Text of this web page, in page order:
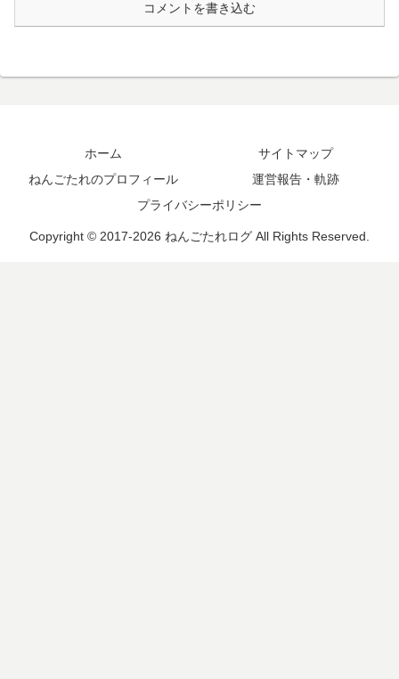
コメントを書き込む
ホーム
サイトマップ
ねんごたれのプロフィール
運営報告・軌跡
プライバシーポリシー
Copyright © 2017-2026 ねんごたれログ All Rights Reserved.